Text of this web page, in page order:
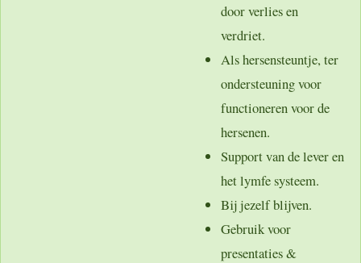
door verlies en
verdriet.
Als hersensteuntje, ter
ondersteuning voor
functioneren voor de
hersenen.
Support van de lever en
het lymfe systeem.
Bij jezelf blijven.
Gebruik voor
presentaties &